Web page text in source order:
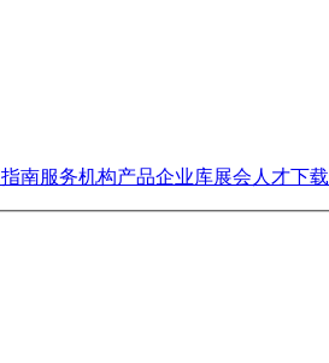
指南服务机构产品企业库展会 人才下载